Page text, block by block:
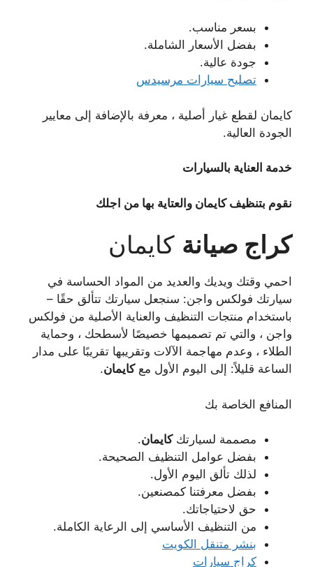
بسعر مناسب.
بفضل الأسعار الشاملة.
جودة عالية.
تصليح سيارات مرسيدس
كايمان لقطع غيار أصلية ، معرفة بالإضافة إلى معايير
الجودة العالية.
خدمة العناية بالسيارات
نقوم بتنظيف كايمان والعتاية بها من اجلك
كراج صيانة كايمان
احمي وقتك ويديك والعديد من المواد الحساسة في
سيارتك فولكس واجن: سنجعل سيارتك تتألق حقًا –
باستخدام منتجات التنظيف والعناية الأصلية من فولكس
واجن ، والتي تم تصميمها خصيصًا لأسطحك ، وحماية
الطلاء ، وعدم مهاجمة الآلات وتقريبها تقريبًا على مدار
الساعة قليلاً: إلى اليوم الأول معكايمان.
المنافع الخاصة بك
مصممة لسيارتككايمان.
بفضل عوامل التنظيف الصحيحة.
لذلك تألق اليوم الأول.
بفضل معرفتنا كمصنعين.
حق لاحتياجاتك.
من التنظيف الأساسي إلى الرعاية الكاملة.
بنشر متنقل الكويت
كراج سيارات